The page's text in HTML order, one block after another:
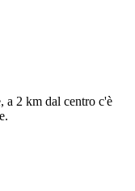
a 2 km dal centro c'è